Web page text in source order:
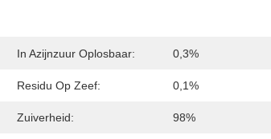
In Azijnzuur Oplosbaar: 0,3%
Residu Op Zeef: 0,1%
Zuiverheid: 98%